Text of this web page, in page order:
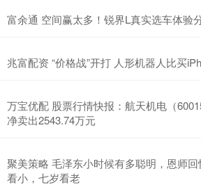
富余通 空间赢太多！锐界L真实选车体验
兆富配资 “价格战”开打 人形机器人比买
万宝优配 股票行情快报：航天机电（
净卖出2543.74万元
聚美策略 毛泽东小时候有多聪明，恩师
看小，七岁看老